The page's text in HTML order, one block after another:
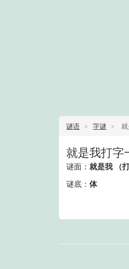
谜语 字谜
就是我打字
谜面： 就是我 （
谜底： 体